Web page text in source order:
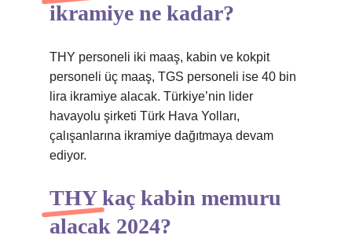
ikramiye ne kadar?
THY personeli iki maaş, kabin ve kokpit
personeli üç maaş, TGS personeli ise 40 bin
lira ikramiye alacak. Türkiye’nin lider
havayolu şirketi Türk Hava Yolları,
çalışanlarına ikramiye dağıtmaya devam
ediyor.
THY kaç kabin memuru
alacak 2024?